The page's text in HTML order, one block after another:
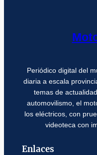
Periódico digital del
diaria a escala
temas de
automovilismo, el
los eléctricos, con
videoteca con
Enlaces